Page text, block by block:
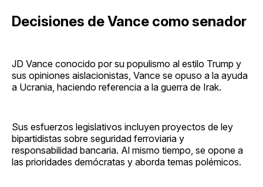
Decisiones de Vance como senador
JD Vance conocido por su populismo al estilo Trump y
sus opiniones aislacionistas, Vance se opuso a la ayuda
a Ucrania, haciendo referencia a la guerra de Irak.
Sus esfuerzos legislativos incluyen proyectos de ley
bipartidistas sobre seguridad ferroviaria y
responsabilidad bancaria. Al mismo tiempo, se opone a
las prioridades demócratas y aborda temas polémicos.